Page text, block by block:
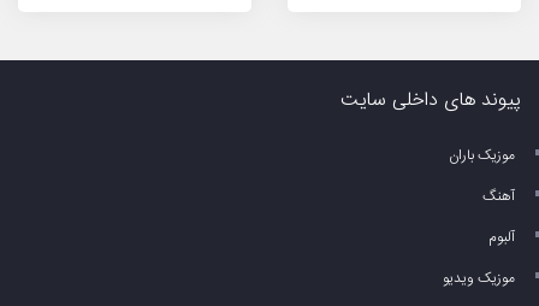
پیوند های داخلی سایت
موزیک باران
آهنگ
آلبوم
موزیک ویدیو